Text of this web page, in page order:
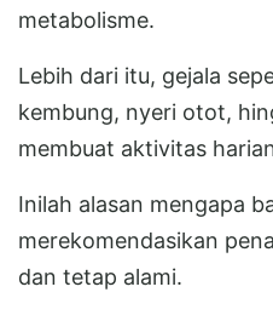
metabolisme.
Lebih dari itu, gejala
kembung, nyeri otot,
membuat aktivitas
Inilah alasan mengapa
merekomendasikan
dan tetap alami.